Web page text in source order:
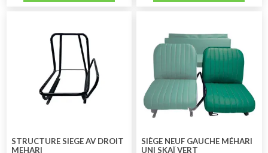
STRUCTURE SIEGE AV DROIT
MEHARI
SIÈGE NEUF GAUCHE MÉHARI
UNI SKAÏ VERT